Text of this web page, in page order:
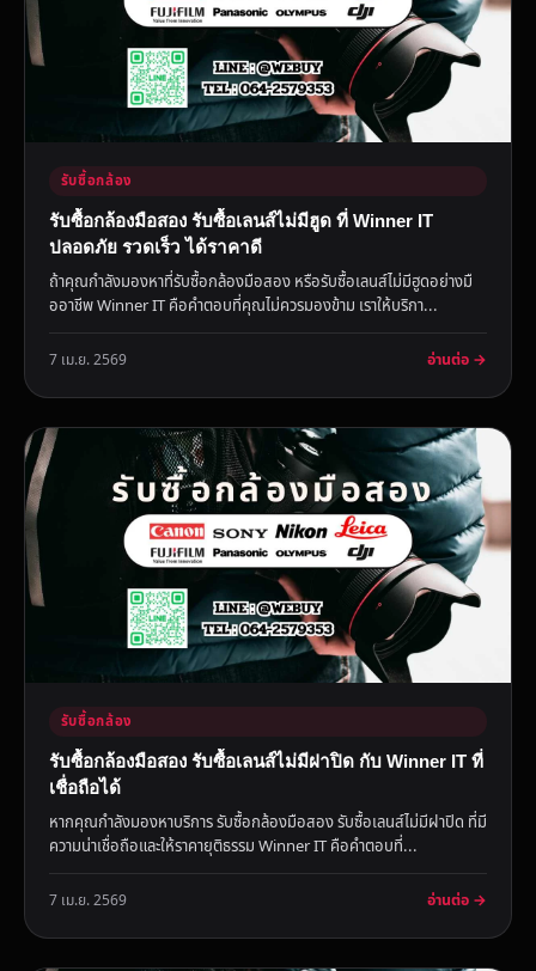
รับซื้อกล้อง
รับซื้อกล้องมือสอง รับซื้อเลนส์ไม่มีฮูด ที่ Winner IT
ปลอดภัย รวดเร็ว ได้ราคาดี
ถ้าคุณกำลังมองหาที่รับซื้อกล้องมือสอง หรือรับซื้อเลนส์ไม่มีฮูดอย่างมื
ออาชีพ Winner IT คือคำตอบที่คุณไม่ควรมองข้าม เราให้บริกา...
7 เม.ย. 2569 อ่านต่อ →
รับซื้อกล้อง
รับซื้อกล้องมือสอง รับซื้อเลนส์ไม่มีฝาปิด กับ Winner IT ที่
เชื่อถือได้
หากคุณกำลังมองหาบริการ รับซื้อกล้องมือสอง รับซื้อเลนส์ไม่มีฝาปิด ที่มี
ความน่าเชื่อถือและให้ราคายุติธรรม Winner IT คือคำตอบที่...
7 เม.ย. 2569 อ่านต่อ →